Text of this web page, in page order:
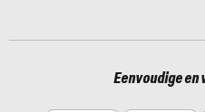
Eenvoudige